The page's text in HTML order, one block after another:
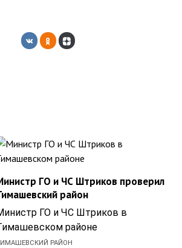
ГО и ЧС Штриков проверил
район
ГО и ЧС Штриков в
районе
РАЙОН